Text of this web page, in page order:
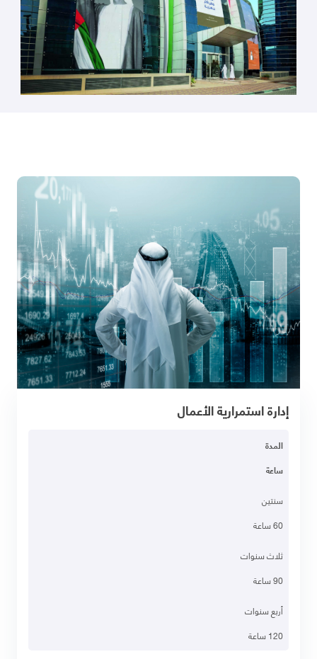
إدارة استمرارية الأعمال
المدة
ساعة
سنتين
60 ساعة
ثلاث سنوات
90 ساعة
أربع سنوات
120 ساعة